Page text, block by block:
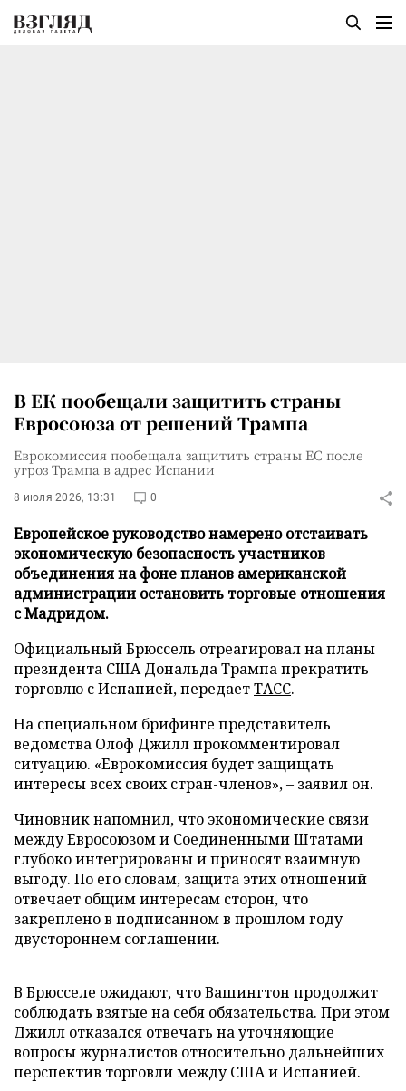
В ЕК пообещали защитить страны
Евросоюза от решений Трампа
Еврокомиссия пообещала защитить страны ЕС после
угроз Трампа в адрес Испании
8 июля 2026, 13:31 0
Европейское руководство намерено отстаивать
экономическую безопасность участников
объединения на фоне планов американской
администрации остановить торговые отношения
с Мадридом.
Официальный Брюссель отреагировал на планы
президента США Дональда Трампа прекратить
торговлю с Испанией, передаетТАСС.
На специальном брифинге представитель
ведомства Олоф Джилл прокомментировал
ситуацию. «Еврокомиссия будет защищать
интересы всех своих стран-членов», – заявил он.
Чиновник напомнил, что экономические связи
между Евросоюзом и Соединенными Штатами
глубоко интегрированы и приносят взаимную
выгоду. По его словам, защита этих отношений
отвечает общим интересам сторон, что
закреплено в подписанном в прошлом году
двустороннем соглашении.
В Брюсселе ожидают, что Вашингтон продолжит
соблюдать взятые на себя обязательства. При этом
Джилл отказался отвечать на уточняющие
вопросы журналистов относительно дальнейших
перспектив торговли между США и Испанией.